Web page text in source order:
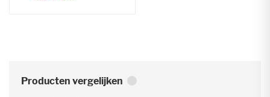
Producten vergelijken